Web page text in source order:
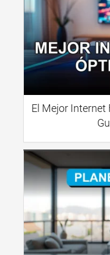
El Mejor Internet